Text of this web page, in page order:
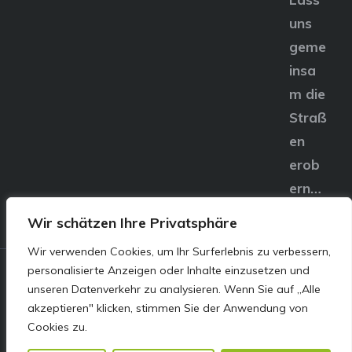
Wir schätzen Ihre Privatsphäre
Wir verwenden Cookies, um Ihr Surferlebnis zu verbessern,
personalisierte Anzeigen oder Inhalte einzusetzen und
unseren Datenverkehr zu analysieren. Wenn Sie auf „Alle
akzeptieren" klicken, stimmen Sie der Anwendung von
Cookies zu.
uns
geme
insa
m die
Straß
en
erob
ern…
© E&S Motors GmbH,
Linzer Straße 83 4240
Freistadt